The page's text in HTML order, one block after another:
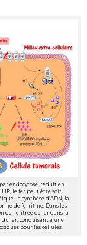
endocytose, réduit en
LIP, le fer peut être soit
la synthèse d’ADN, la
de ferritine. Dans les
l’entrée de fer dans la
fer, conduisant à une
pour les cellules.